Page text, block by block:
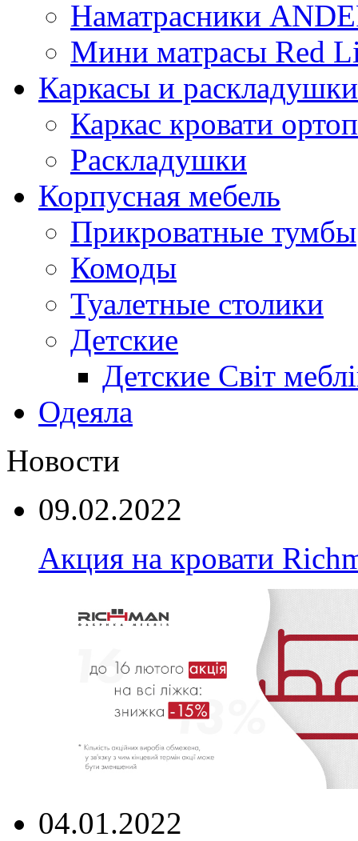
Наматрасники
Мини матрасы Red
Каркасы и раскладушки
Каркас кровати
Раскладушки
Корпусная мебель
Прикроватные тумбы
Комоды
Туалетные столики
Детские
Детские Світ
Одеяла
Новости
09.02.2022
Акция на кровати
04.01.2022